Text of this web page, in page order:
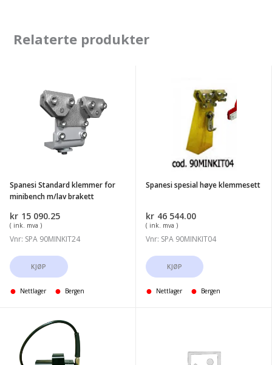
Relaterte produkter
Standard
klemmer
minibench
Spanesi Standard klemmer for
minibench m/lav brakett
kr 15 090.25
( ink. mva )
Vnr: SPA 90MINKIT24
KJØP
Nettlager Bergen
klemmesett
Spanesi spesial høye klemmesett
kr 46 544.00
( ink. mva )
Vnr: SPA 90MINKIT04
KJØP
Nettlager Bergen
Spanesi
Hydraulisk
pumpe